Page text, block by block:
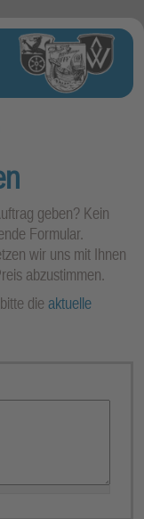
geben? Kein
Formular.
wir uns mit Ihnen
abzustimmen.
die aktuelle